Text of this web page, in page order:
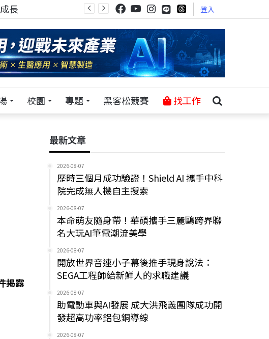
技術 登入
校園 專題 黑客松競賽 找工作
揭露
最新文章
2026-08-07
歷時三個月成功驗證！Shield AI 攜手中科
院完成無人機自主搜索
2026-08-07
本命萌友隨身帶！華碩攜手三麗鷗跨界聯
名大玩AI筆電潮流美學
2026-08-07
開放世界音速小子幕後推手現身說法：
SEGA工程師給新鮮人的求職建議
2026-08-07
助電動車與AI發展 成大洪飛義團隊成功開
發超高功率鋁包銅導線
2026-08-07